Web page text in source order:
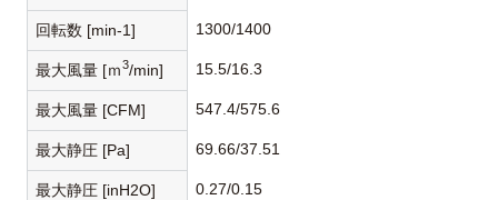
回転数 [min-1] 1300/1400
最大風量 [ｍ3/min] 15.5/16.3
最大風量 [CFM] 547.4/575.6
最大静圧 [Pa] 69.66/37.51
最大静圧 [inH2O] 0.27/0.15